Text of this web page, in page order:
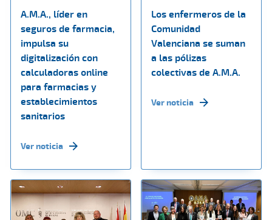
A.M.A., líder en
seguros de farmacia,
impulsa su
digitalización con
calculadoras online
para farmacias y
establecimientos
sanitarios
Ver noticia
Los enfermeros de la
Comunidad
Valenciana se suman
a las pólizas
colectivas de A.M.A.
Ver noticia